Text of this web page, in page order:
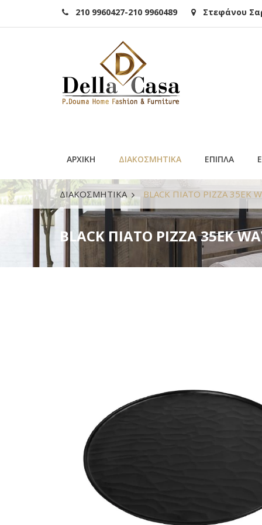
210 9960427-210 9960489 Στεφάνου
ΑΡΧΙΚΗ ΔΙΑΚΟΣΜΗΤΙΚΑ ΕΠΙΠΛΑ
ΔΙΑΚΟΣΜΗΤΙΚΑ BLACK ΠΙΑΤΟ PIZZA 35ΕΚ
BLACK ΠΙΑΤΟ PIZZA 35ΕΚ